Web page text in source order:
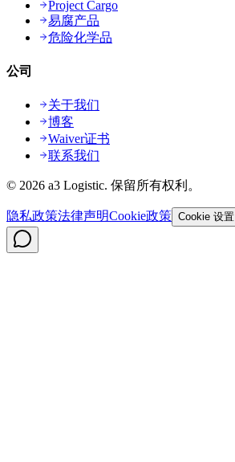
Project Cargo
易腐产品
危险化学品
公司
关于我们
博客
Waiver证书
联系我们
© 2026 a3 Logistic. 保留所有权利。
隐私政策法律声明Cookie政策 Cookie 设置